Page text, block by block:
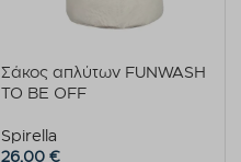
Σάκος απλύτων FUNWASH
TO BE OFF
Spirella
26,00€